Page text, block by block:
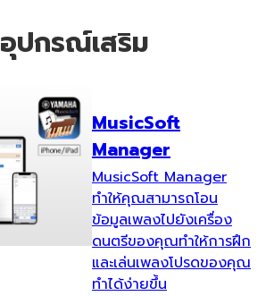
อุปกรณ์เสริม
MusicSoft
Manager
MusicSoft Manager
ทำให้คุณสามารถโอน
ข้อมูลเพลงไปยังเครื่อง
ดนตรีของคุณทำให้การฝึก
และเล่นเพลงโปรดของคุณ
ทำได้ง่ายขึ้น